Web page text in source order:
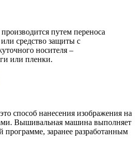
производится путем переноса
средство защиты с
носителя –
или пленки.
способ нанесения изображения на
Вышивальная машина выполняет
программе, заранее разработанным